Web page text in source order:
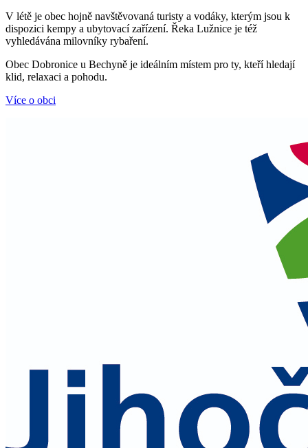
V létě je obec hojně navštěvovaná turisty a vodáky, kterým jsou k
dispozici kempy a ubytovací zařízení. Řeka Lužnice je též
vyhledávána milovníky rybaření.
Obec Dobronice u Bechyně je ideálním místem pro ty, kteří hledají
klid, relaxaci a pohodu.
Více o obci